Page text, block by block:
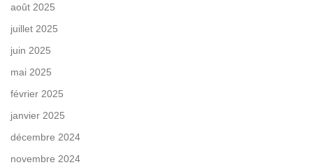
août 2025
juillet 2025
juin 2025
mai 2025
février 2025
janvier 2025
décembre 2024
novembre 2024